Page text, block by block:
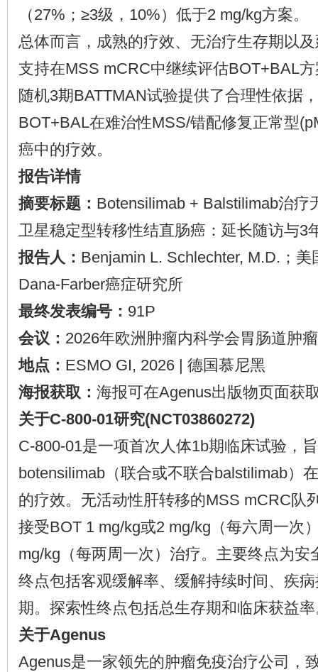
（27%；≥3级，10%）低于2 mg/kg方案。
总体而言，成熟的疗效、无治疗生存期以
支持在MSS mCRC中继续评估BOT+BAL
随机3期BATTMAN试验提供了合理性依据
BOT+BAL在难治性MSS/错配修复正常型
癌中的疗效。
报告详情
摘要标题： Botensilimab + Balstilimab治疗
卫星稳定型转移性结直肠癌：延长随访与3
报告人： Benjamin L. Schlechter, M.D.；
Dana-Farber癌症研究所
最终发表编号： 91P
会议： 2026年欧洲肿瘤内科学会胃肠道肿
地点： ESMO GI, 2026 | 德国慕尼黑
海报获取： 海报可在Agenus出版物页面获
关于C-800-01研究(NCT03860272)
C-800-01是一项首次人体1b期临床试验，
botensilimab（联合或不联合balstilimab）
的疗效。无活动性肝转移的MSS mCRC队
接受BOT 1 mg/kg或2 mg/kg（每六周一次
mg/kg（每两周一次）治疗。主要终点为安
终点包括客观缓解率、缓解持续时间、疾
期。探索性终点包括总生存期和临床获益
关于Agenus
Agenus是一家领先的肿瘤免疫治疗公司，